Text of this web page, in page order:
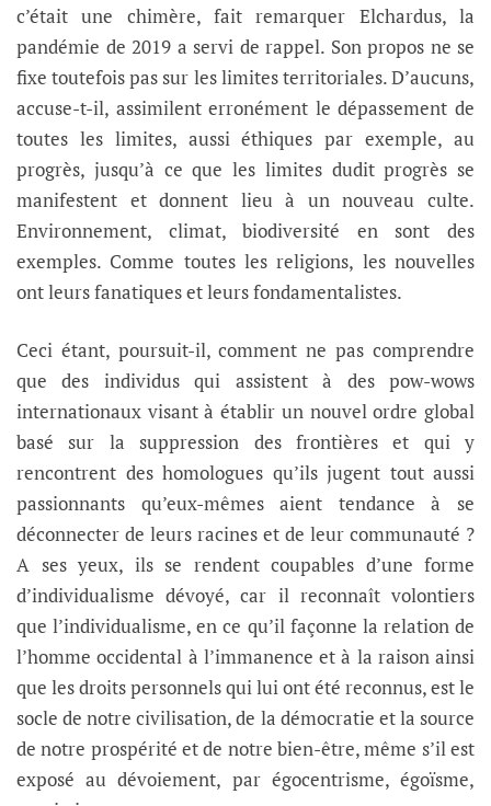
c’était une chimère, fait remarquer Elchardus, la
pandémie de 2019 a servi de rappel. Son propos ne se
fixe toutefois pas sur les limites territoriales. D’aucuns,
accuse-t-il, assimilent erronément le dépassement de
toutes les limites, aussi éthiques par exemple, au
progrès, jusqu’à ce que les limites dudit progrès se
manifestent et donnent lieu à un nouveau culte.
Environnement, climat, biodiversité en sont des
exemples. Comme toutes les religions, les nouvelles
ont leurs fanatiques et leurs fondamentalistes.
Ceci étant, poursuit-il, comment ne pas comprendre
que des individus qui assistent à des pow-wows
internationaux visant à établir un nouvel ordre global
basé sur la suppression des frontières et qui y
rencontrent des homologues qu’ils jugent tout aussi
passionnants qu’eux-mêmes aient tendance à se
déconnecter de leurs racines et de leur communauté ?
A ses yeux, ils se rendent coupables d’une forme
d’individualisme dévoyé, car il reconnaît volontiers
que l’individualisme, en ce qu’il façonne la relation de
l’homme occidental à l’immanence et à la raison ainsi
que les droits personnels qui lui ont été reconnus, est le
socle de notre civilisation, de la démocratie et la source
de notre prospérité et de notre bien-être, même s’il est
exposé au dévoiement, par égocentrisme, égoïsme,